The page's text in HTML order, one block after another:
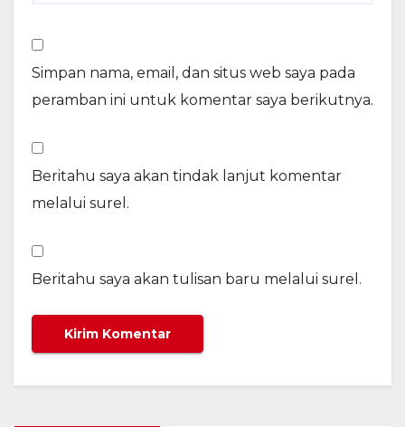
Simpan nama, email, dan situs web saya pada
peramban ini untuk komentar saya berikutnya.
Beritahu saya akan tindak lanjut komentar
melalui surel.
Beritahu saya akan tulisan baru melalui surel.